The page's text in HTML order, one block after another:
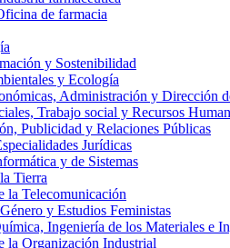
de farmacia
y Sostenibilidad
y Ecología
Administración y Dirección
Trabajo social y Recursos
Publicidad y Relaciones Públicas
Jurídicas
y de Sistemas
Tierra
la Telecomunicación
y Estudios Feministas
Ingeniería de los Materiales e
la Organización Industrial